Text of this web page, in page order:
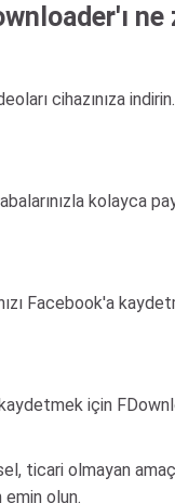
cihazınıza
kolayca
Facebook'a
için
ticari olmayan
emin olun.